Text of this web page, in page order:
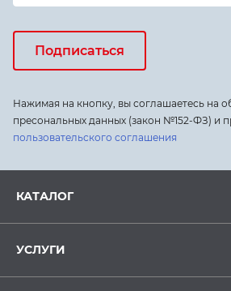
Подписаться
Нажимая на кнопку, вы соглашаетесь на
пресональных данных (закон №152-ФЗ) и
пользовательского соглашения
КАТАЛОГ
УСЛУГИ